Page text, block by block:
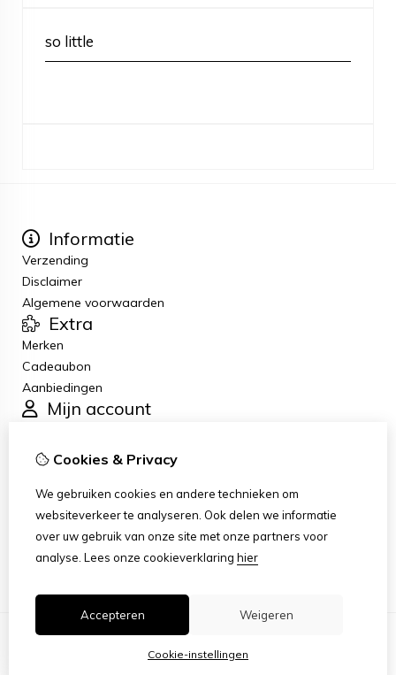
so little
Informatie
Verzending
Disclaimer
Algemene voorwaarden
Extra
Merken
Cadeaubon
Aanbiedingen
Mijn account
Bestelhistorie
Klantenservice
Contact
Retourneren
Sitemap
Cookies & Privacy
We gebruiken cookies en andere technieken om
websiteverkeer te analyseren. Ook delen we informatie
over uw gebruik van onze site met onze partners voor
analyse. Lees onze cookieverklaring hier
Accepteren Weigeren
Cookie-instellingen